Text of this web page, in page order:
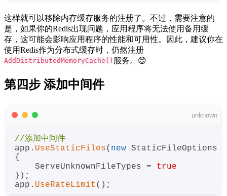
这样就可以移除内存缓存服务的注册了。不过，需要注意的
是，如果你的Redis出现问题，应用程序将无法使用备用缓
存，这可能会影响应用程序的性能和可用性。因此，建议你在
使用Redis作为分布式缓存时，仍然注册
AddDistributedMemoryCache() 服务。😊
第四步 添加中间件
unknown
//添加中间件
app. UseStaticFiles( new StaticFileOptions
{
    ServeUnknownFileTypes =
true
});
app. UseRateLimit